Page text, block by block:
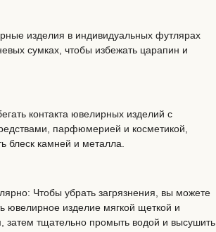
изделия в индивидуальных футлярах
сумках, чтобы избежать царапин и
контакта ювелирных изделий с
парфюмерией и косметикой,
блеск камней и металла.
Чтобы убрать загрязнения, вы можете
ювелирное изделие мягкой щеткой и
тщательно промыть водой и высушить